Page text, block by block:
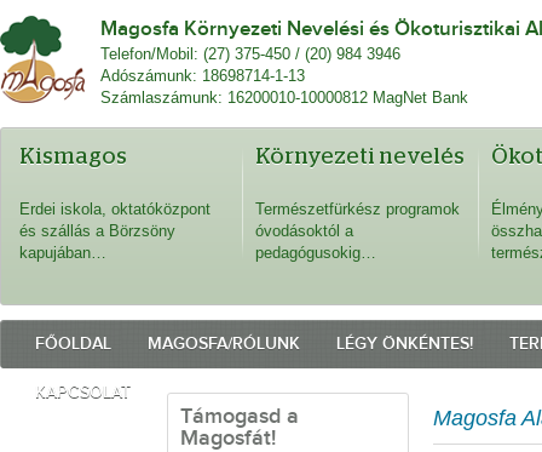
Magosfa Környezeti Nevelési és Ökoturisztikai
Telefon/Mobil: (27) 375-450 / (20) 984 3946
Adószámunk: 18698714-1-13
Számlaszámunk: 16200010-10000812 MagNet Bank
Kismagos
Erdei iskola, oktatóközpont
és szállás a Börzsöny
kapujában…
Környezeti nevelés
Természetfürkész programok
óvodásoktól a
pedagógusokig…
FŐOLDAL MAGOSFA/RÓLUNK LÉGY ÖNKÉNTES!
KAPCSOLAT
Támogasd a
Magosfát!
Magosfa